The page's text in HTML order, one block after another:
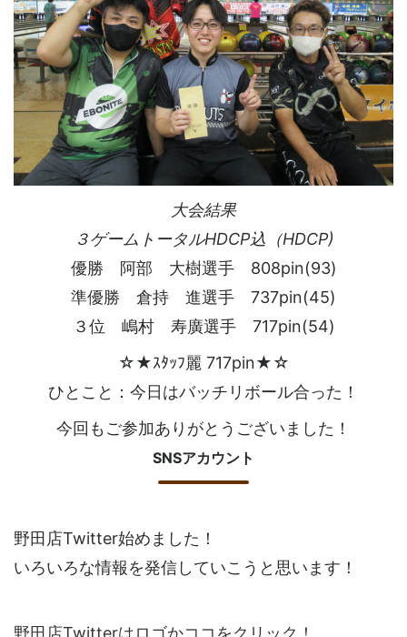
大会結果
３ゲームトータルHDCP込（HDCP)
優勝 阿部 大樹選手 808pin(93)
準優勝 倉持 進選手 737pin(45)
３位 嶋村 寿廣選手 717pin(54)
☆★ｽﾀｯﾌ麗 717pin★☆
ひとこと：今日はバッチリボール合った！
今回もご参加ありがとうございました！
SNSアカウント
野田店Twitter始めました！
いろいろな情報を発信していこうと思います！
野田店Twitterはロゴかココをクリック！